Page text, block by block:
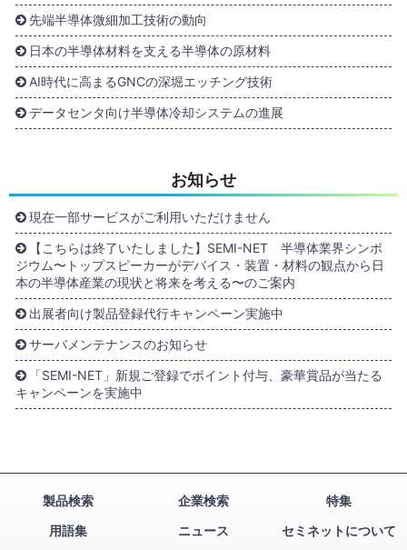
先端半導体微細加工技術の動向
日本の半導体材料を支える半導体の原材料
AI時代に高まるGNCの深堀エッチング技術
データセンタ向け半導体冷却システムの進展
お知らせ
現在一部サービスがご利用いただけません
【こちらは終了いたしました】SEMI-NET 半導体業界シンポ
ジウム〜トップスピーカーがデバイス・装置・材料の観点から日
本の半導体産業の現状と将来を考える〜のご案内
出展者向け製品登録代行キャンペーン実施中
サーバメンテナンスのお知らせ
「SEMI-NET」新規ご登録でポイント付与、豪華賞品が当たる
キャンペーンを実施中
製品検索 企業検索
特集
用語集
ニュース セミネットについて